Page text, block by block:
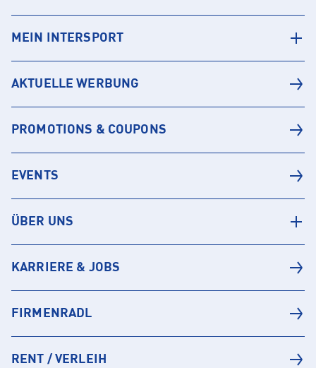
MEIN INTERSPORT
AKTUELLE WERBUNG
PROMOTIONS & COUPONS
EVENTS
ÜBER UNS
KARRIERE & JOBS
FIRMENRADL
RENT / VERLEIH